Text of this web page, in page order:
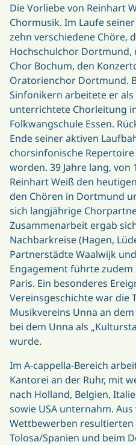
Die Vorliebe von Reinhart
Chormusik. Im Laufe
zehn verschiedene Chöre,
Hochschulchor Dortmund,
Chor Bochum, den
Oratorienchor Dortmund.
Sinfonikern arbeitete er
unterrichtete Chorleitung
Folkwangschule Essen.
Ende seiner aktiven
chorsinfonische
worden. 39 Jahre lang, von
Reinhart Weiß den
den Chören in Dortmund
sich langjährige
Zusammenarbeit ergab
Nachbarkreise (Hagen,
Partnerstädte Waalwijk
Engagement führte
Paris. Ein besonderes
Vereinsgeschichte war die
Musikvereins Unna an
bei dem Unna als
wurde.
Im A-cappella-Bereich
Kantorei an der Ruhr, mit
nach Holland, Belgien,
sowie USA unternahm.
Wettbewerben resultierten
Tolosa/Spanien und beim